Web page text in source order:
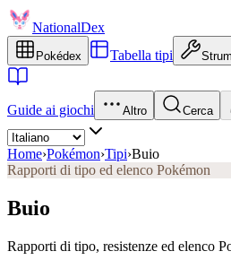
NationalDex
Pokédex Tabella tipi
Guide ai giochi Altro Cerca
Home›Pokémon›Tipi›Buio
Rapporti di tipo ed elenco Pokémon
Buio
Rapporti di tipo, resistenze ed elenco